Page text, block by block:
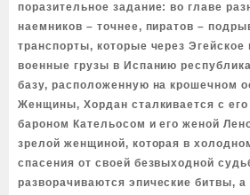
поразительное задание: во главе
наемников – точнее, пиратов –
транспорты, которые через
военные грузы в Испанию
базу, расположенную на крошечном
Женщины, Хордан сталкивается с
бароном Кательосом и его женой
зрелой женщиной, которая в
спасения от своей безвыходной
разворачиваются эпические битвы,